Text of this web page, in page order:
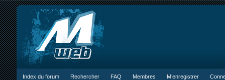
Index du forum Rechercher FAQ Membres M’enregistrer